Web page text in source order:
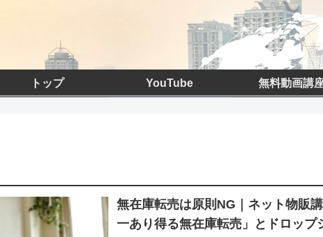
トップ YouTube 無料動画講
無在庫転売は原則NG｜ネット物販
一あり得る無在庫転売」とドロップ